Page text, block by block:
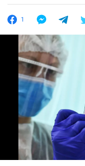
1